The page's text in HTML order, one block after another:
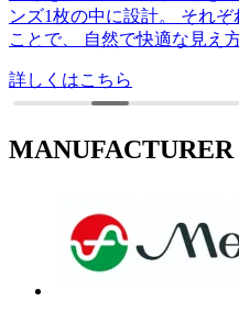
MANUFACTURER